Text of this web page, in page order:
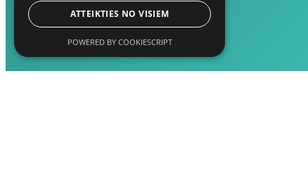
ATTEIKTIES NO VISIEM
POWERED BY COOKIESCRIPT